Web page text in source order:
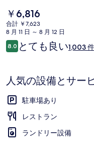
ギ
ャ
ラ
リ
ー
現
在
の
料
金
で
す
￥6,816
合計 ￥7,623
8 月 11 日 ～ 8 月 12 日
口
コ
8.010段階中8.0
とても良い1,003
人気の設備とサー
駐車場あり
レストラン
ランドリー設備